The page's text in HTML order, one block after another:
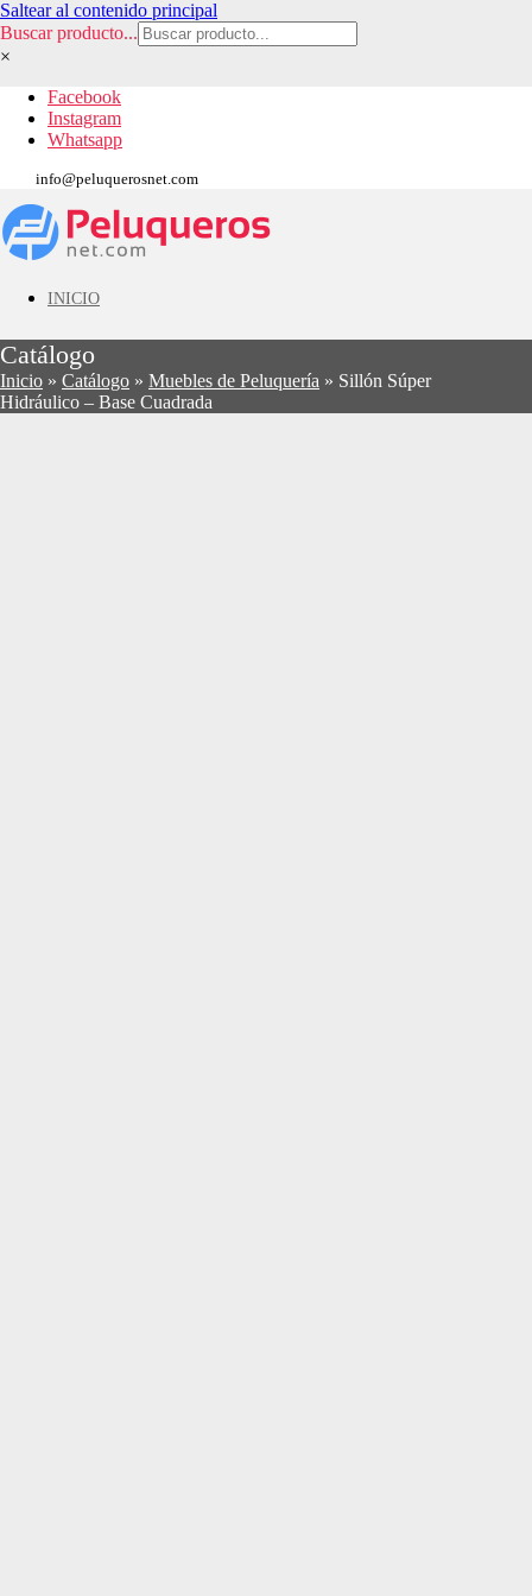
Saltear al contenido principal
Buscar producto...
×
Facebook
Instagram
Whatsapp
info@peluquerosnet.com
INICIO
Catálogo
Inicio » Catálogo » Muebles de Peluquería » Sillón Súper
Hidráulico – Base Cuadrada